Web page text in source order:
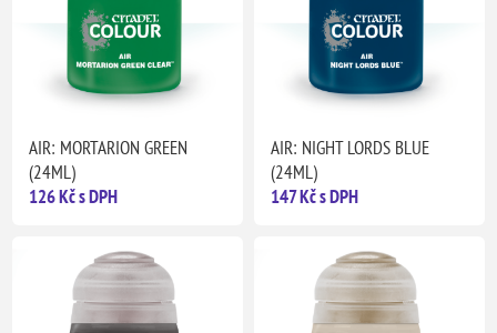
AIR: MORTARION GREEN
(24ML)
126 Kč s DPH
AIR: NIGHT LORDS BLUE
(24ML)
147 Kč s DPH